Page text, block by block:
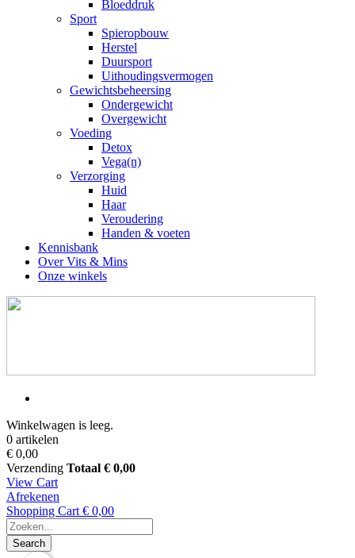
Bloeddruk
Sport
Spieropbouw
Herstel
Duursport
Uithoudingsvermogen
Gewichtsbeheersing
Ondergewicht
Overgewicht
Voeding
Detox
Vega(n)
Verzorging
Huid
Haar
Veroudering
Handen & voeten
Kennisbank
Over Vits & Mins
Onze winkels
Winkelwagen is leeg.
0 artikelen
€ 0,00
Verzending Totaal € 0,00
View Cart
Afrekenen
Shopping Cart € 0,00
Search